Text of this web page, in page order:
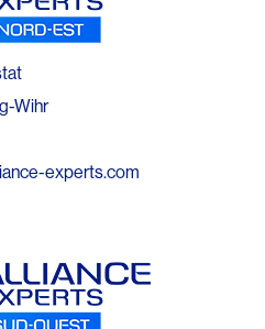
Wihr
experts.com